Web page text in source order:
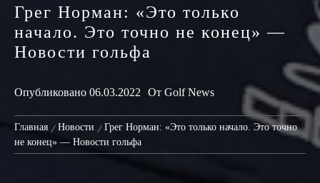
Грег Норман: «Это только
начало. Это точно не конец» —
Новости гольфа
Опубликовано 06.03.2022 От Golf News
Главная Новости
Грег Норман: «Это только начало. Это точно
не конец» — Новости гольфа